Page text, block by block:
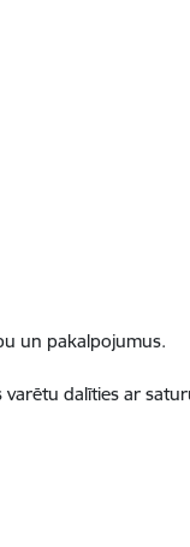
un pakalpojumus.
dalīties ar